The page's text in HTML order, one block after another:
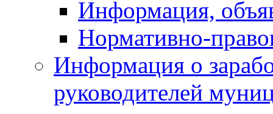
Информация,
Нормативно-
Информация о
руководителей